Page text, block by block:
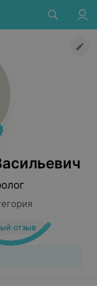
отзыв